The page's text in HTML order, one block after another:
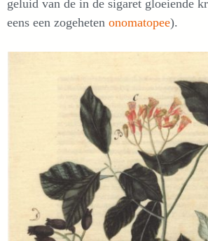
geluid van de in de sigaret gloeiende
eens een zogeheten onomatopee).